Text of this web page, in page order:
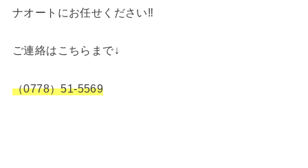
ナオートにお任せください‼︎
ご連絡はこちらまで↓
（0778）51-5569